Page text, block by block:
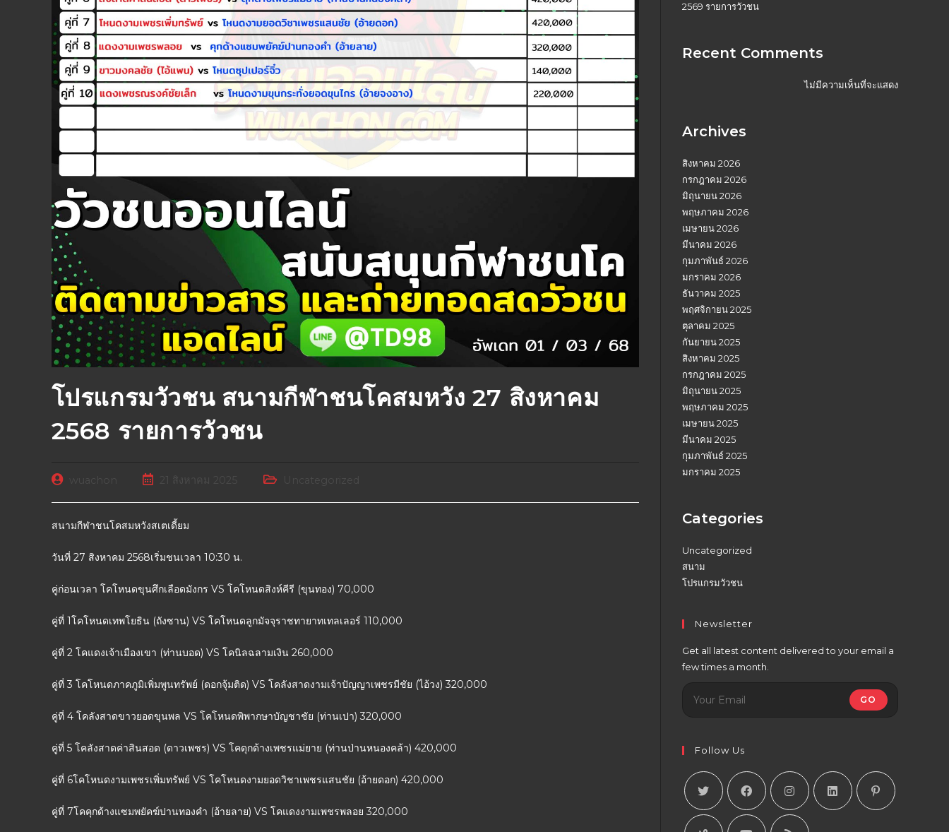
โปรแกรมวัวชน สนามกีฬาชนโคสมหวัง 27 สิงหาคม
2568 รายการวัวชน
Uncategorized
สนามกีฬาชนโคสมหวังสเตเดี้ยม
วันที่ 27 สิงหาคม 2568เริ่มชนเวลา 10:30 น.
คู่ก่อนเวลา โคโหนดขุนศึกเลือดมังกร VS โคโหนดสิงห์คีรี (ขุนทอง) 70,000
คู่ที่ 1โคโหนดเทพโยธิน (ถังซาน) VS โคโหนดลูกมัจจุราชทายาทเทลเลอร์ 110,000
คู่ที่ 2 โคแดงเจ้าเมืองเขา (ท่านบอด) VS โคนิลฉลามเงิน 260,000
คู่ที่ 3 โคโหนดภาคภูมิเพิ่มพูนทรัพย์ (ดอกจุ้มติด) VS โคลังสาดงามเจ้าปัญญาเพชรมีชัย (ไอ้วง) 320,000
คู่ที่ 4 โคลังสาดขาวยอดขุนพล VS โคโหนดพิพากษาบัญชาชัย (ท่านเปา) 320,000
คู่ที่ 5 โคลังสาดค่าสินสอด (ดาวเพชร) VS โคดุกด้างเพชรแม่ยาย (ท่านป่านหนองคล้า) 420,000
คู่ที่ 6โคโหนดงามเพชรเพิ่มทรัพย์ VS โคโหนดงามยอดวิชาเพชรแสนชัย (อ้ายดอก) 420,000
คู่ที่ 7โคคุกด้างแซมพยัคฆ์ปานทองคำ (อ้ายลาย) VS โคแดงงามเพชรพลอย 320,000
2569 รายการวัวชน
Recent Comments
ไม่มีความเห็นที่จะแสดง
Archives
สิงหาคม 2026
กรกฎาคม 2026
มิถุนายน 2026
พฤษภาคม 2026
เมษายน 2026
มีนาคม 2026
กุมภาพันธ์ 2026
มกราคม 2026
ธันวาคม 2025
พฤศจิกายน 2025
ตุลาคม 2025
กันยายน 2025
สิงหาคม 2025
กรกฎาคม 2025
มิถุนายน 2025
พฤษภาคม 2025
เมษายน 2025
มีนาคม 2025
กุมภาพันธ์ 2025
มกราคม 2025
Categories
Uncategorized
สนาม
โปรแกรมวัวชน
Newsletter
Get all latest content delivered to your email a
few times a month.
GO
Follow Us